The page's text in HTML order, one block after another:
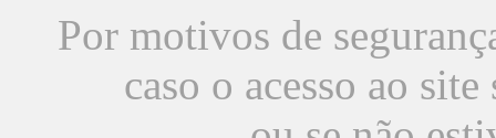
Por motivos de
caso o acesso ao